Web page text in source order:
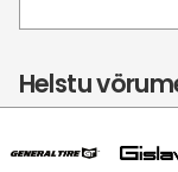
Helstu
Mynd Mynd